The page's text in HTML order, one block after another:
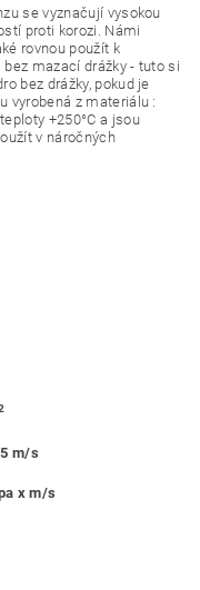
se vyznačují vysokou
proti korozi. Námi
rovnou použít k
mazací drážky - tuto si
bez drážky, pokud je
vyrobená z materiálu :
+250°C a jsou
v náročných
m/s
x m/s